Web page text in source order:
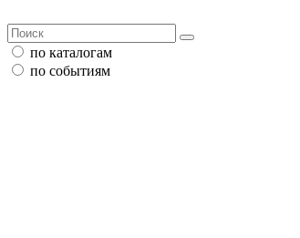
по каталогам
по событиям